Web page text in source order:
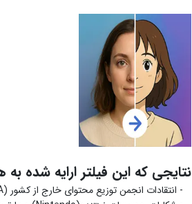
نتایجی که این فیلتر ارایه شده
- انتقادات انجمن توزیع محتوای خارج از کشور (CODA)